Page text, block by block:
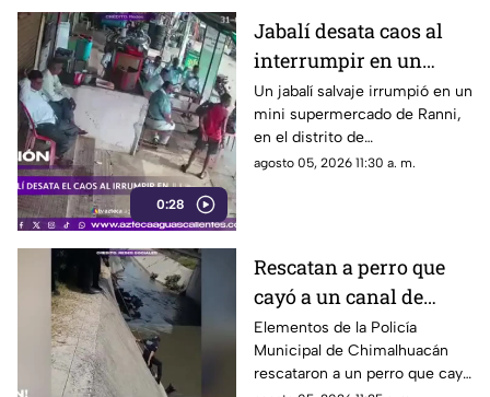
0:28
Jabalí desata caos al
interrumpir en un
comercio y embiste a
un hombre
Un jabalí salvaje irrumpió en un
mini supermercado de Ranni,
en el distrito de
Pathanamthitta, Kerala, India,
agosto 05, 2026 11:30 a. m.
Rescatan a perro que
cayó a un canal de
aguas negras en
Chimalhuacán
Elementos de la Policía
Municipal de Chimalhuacán
rescataron a un perro que cayó